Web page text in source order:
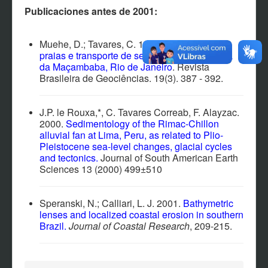
CONTACTO
PARTICIPANTES
MATERIAL MULTIMEDIA
AFILIACIÓN
Publicaciones antes de 2001:
Muehe, D.; Tavares, C. 1989.Dinâmica de
praias e transporte de sedimentos na restinga
da Maçambaba, Rio de Janeiro. Revista
Brasileira de Geociências. 19(3). 387 - 392.
J.P. le Rouxa,*, C. Tavares Correab, F. Alayzac.
2000. Sedimentology of the Rimac-Chillon
alluvial fan at Lima, Peru, as related to Plio-
Pleistocene sea-level changes, glacial cycles
and tectonics. Journal of South American Earth
Sciences 13 (2000) 499±510
Speranski, N.; Calliari, L. J. 2001. Bathymetric
lenses and localized coastal erosion in southern
Brazil. Journal of Coastal Research, 209-215.